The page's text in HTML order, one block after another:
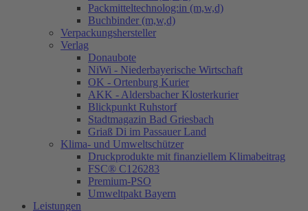
Packmitteltechnolog:in (m,w,d)
Buchbinder (m,w,d)
Verpackungs​hersteller
Verlag
Donaubote
NiWi - Niederbayerische Wirtschaft
OK - Ortenburg Kurier
AKK - Aldersbacher Klosterkurier
Blickpunkt Ruhstorf
Stadtmagazin Bad Griesbach
Griaß Di im Passauer Land
Klima- und Umweltschützer
Druckprodukte mit finanziellem Klimabeitrag
FSC® C126283
Premium-PSO
Umweltpakt Bayern
Leistungen